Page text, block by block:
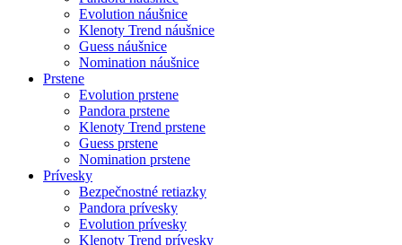
Evolution náušnice
Klenoty Trend náušnice
Guess náušnice
Nomination náušnice
Prstene
Evolution prstene
Pandora prstene
Klenoty Trend prstene
Guess prstene
Nomination prstene
Prívesky
Bezpečnostné retiazky
Pandora prívesky
Evolution prívesky
Klenoty Trend prívesky